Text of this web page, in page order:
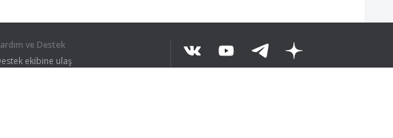
Yardım ve Destek
Destek ekibine ulaş